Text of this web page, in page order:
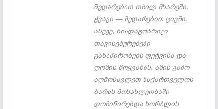
შედარებით თბილ მხარეში,
ჭვავი — შედარებით ცივში.
ასევე, ნიადაგობრივი
თავისებურებები
განაპირობებს ფეტვისა და
ღომის მოყვანას. ამის გამო
აღმოსავლეთ საქართველოს
ბარის მოსახლეობაში
დომინირებდა ხორბლის